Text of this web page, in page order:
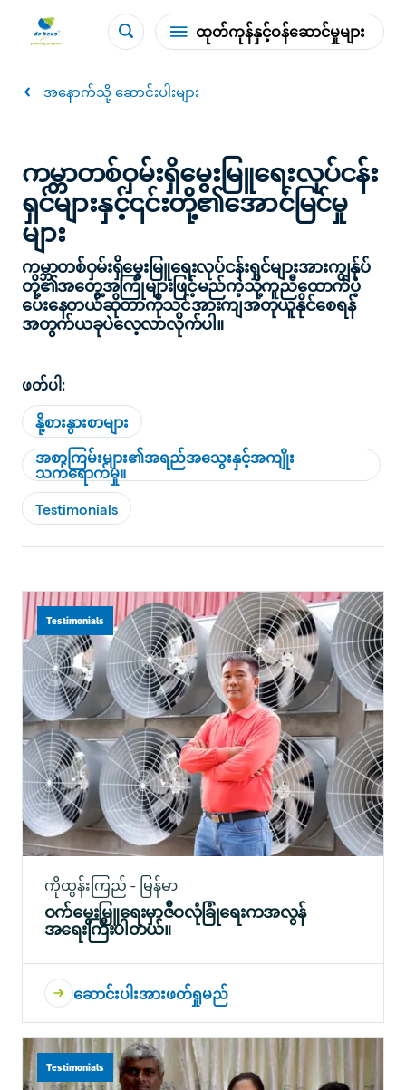
ထုတ်ကုန်နှင့်ဝန်ဆောင်မှုများ
အနောက်သို့ ဆောင်းပါးများ
ကမ္ဘာတစ်ဝှမ်းရှိမွေးမြူရေးလုပ်ငန်း
ရှင်များနှင့်၎င်းတို့၏အောင်မြင်မှု
များ
ကမ္ဘာတစ်ဝှမ်းရှိမွေးမြူရေးလုပ်ငန်းရှင်များအားကျွန်ုပ်
တို့၏အတွေ့အကြုံများဖြင့်မည်ကဲ့သို့ကူညီထောက်ပံ့
ပေးနေတယ်ဆိုတာကိုသင်အားကျအတုယူနိုင်စေရန်
အတွက်ယခုပဲလေ့လာလိုက်ပါ။
ဖတ်ပါ:
နို့စားနွားစာများ
အစာကြမ်းများ၏အရည်အသွေးနှင့်အကျိုး
သက်ရောက်မှု။
Testimonials
Testimonials
ကိုထွန်းကြည် - မြန်မာ
ဝက်မွေးမြူရေးမှာဇီဝလုံခြုံရေးကအလွန်
အရေးကြီးပါတယ်။
ဆောင်းပါးအားဖတ်ရှုမည်
Testimonials